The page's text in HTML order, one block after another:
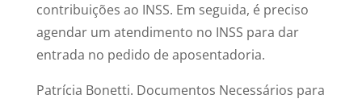
contribuições ao INSS. Em seguida, é preciso
agendar um atendimento no INSS para dar
entrada no pedido de aposentadoria.
Patrícia Bonetti. Documentos Necessários para